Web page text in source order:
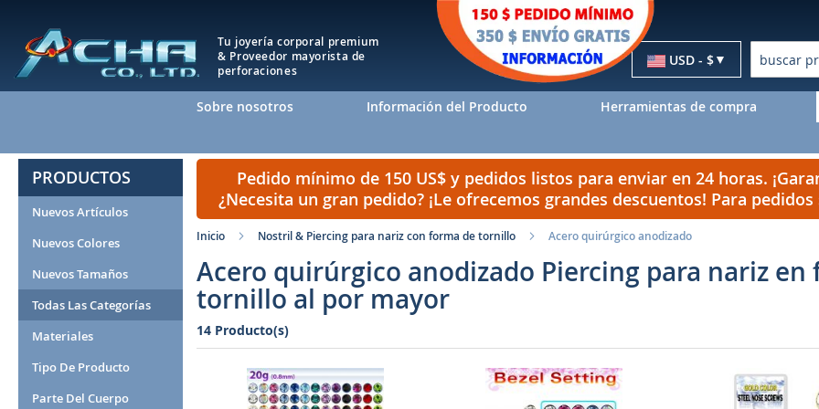
Tu joyería corporal premium
& Proveedor mayorista de
perforaciones
Moneda
USD - $
Buscar
Sobre nosotros Información del Producto Herramientas de compra
Pedido mínimo de 150 US$ y pedidos listos para enviar en 24 horas.
¿Necesita un gran pedido? ¡Le ofrecemos grandes descuentos! Para
Inicio Nostril & Piercing para nariz con forma de tornillo Acero quirúrgico anodizado
Acero quirúrgico anodizado Piercing para nariz en
tornillo al por mayor
14 Producto(s)
PRODUCTOS
Nuevos Artículos
Nuevos Colores
Nuevos Tamaños
Todas Las Categorías
Materiales
Tipo De Producto
Parte Del Cuerpo